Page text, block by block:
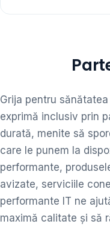
Grija pentru
exprimă inclusiv prin
durată, menite să
care le punem la
performante,
avizate, serviciile
performante IT ne
maximă calitate și să